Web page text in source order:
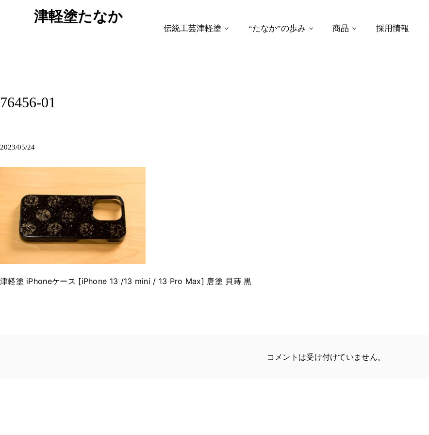
津軽塗たなか
伝統工芸津軽塗 “たなか”の歩み 商品 採用情報
76456-01
2023/05/24
津軽塗 iPhoneケース [iPhone 13 /13 mini / 13 Pro Max] 唐塗 貝蒔 黒
コメントは受け付けていません。